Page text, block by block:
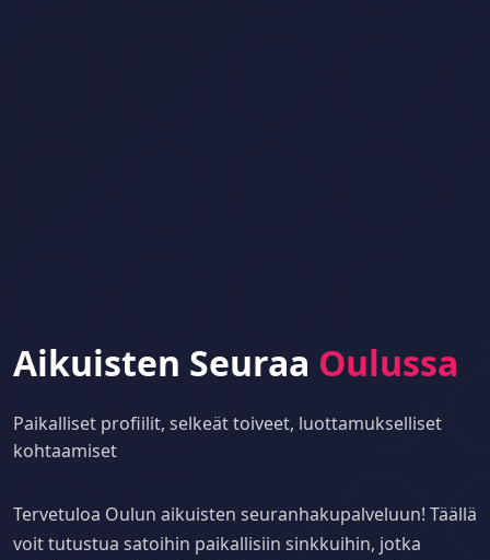
Aikuisten Seuraa Oulussa
Paikalliset profiilit, selkeät toiveet, luottamukselliset
kohtaamiset
Tervetuloa Oulun aikuisten seuranhakupalveluun! Täällä
voit tutustua satoihin paikallisiin sinkkuihin, jotka